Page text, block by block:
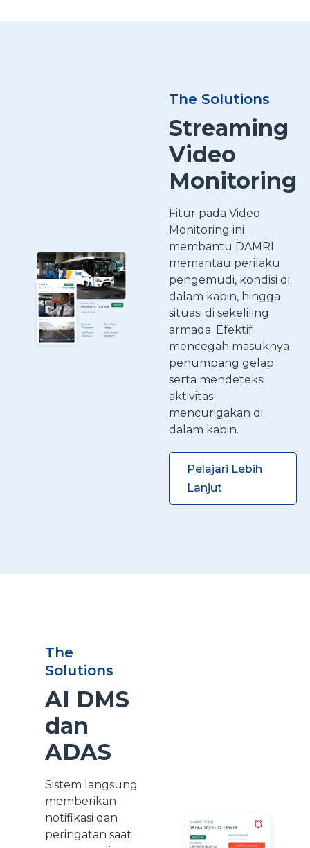
The Solutions
Streaming
Video
Monitoring
Fitur pada Video
Monitoring ini
membantu DAMRI
memantau perilaku
pengemudi, kondisi di
dalam kabin, hingga
situasi di sekeliling
armada. Efektif
mencegah masuknya
penumpang gelap
serta mendeteksi
aktivitas
mencurigakan di
dalam kabin.
Pelajari Lebih
Lanjut
The
Solutions
AI DMS
dan
ADAS
Sistem langsung
memberikan
notifikasi dan
peringatan saat